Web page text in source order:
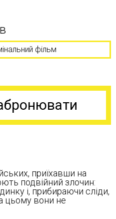
фільм
приїхавши на
подвійний злочин:
і, прибираючи сліди,
цьому вони не